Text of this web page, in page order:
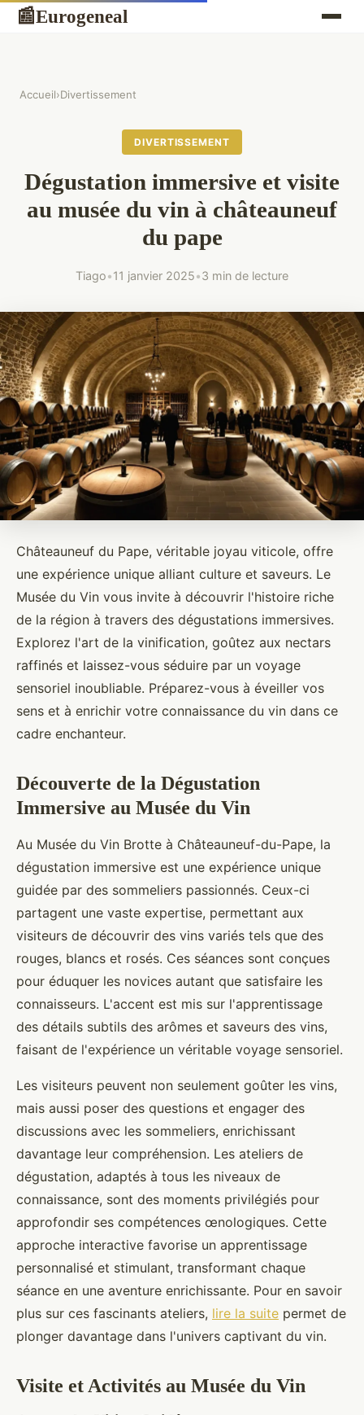
📰Eurogeneal
Accueil›Divertissement
DIVERTISSEMENT
Dégustation immersive et visite
au musée du vin à châteauneuf
du pape
Tiago•11 janvier 2025•3 min de lecture
Châteauneuf du Pape, véritable joyau viticole, offre
une expérience unique alliant culture et saveurs. Le
Musée du Vin vous invite à découvrir l'histoire riche
de la région à travers des dégustations immersives.
Explorez l'art de la vinification, goûtez aux nectars
raffinés et laissez-vous séduire par un voyage
sensoriel inoubliable. Préparez-vous à éveiller vos
sens et à enrichir votre connaissance du vin dans ce
cadre enchanteur.
Découverte de la Dégustation
Immersive au Musée du Vin
Au Musée du Vin Brotte à Châteauneuf-du-Pape, la
dégustation immersive est une expérience unique
guidée par des sommeliers passionnés. Ceux-ci
partagent une vaste expertise, permettant aux
visiteurs de découvrir des vins variés tels que des
rouges, blancs et rosés. Ces séances sont conçues
pour éduquer les novices autant que satisfaire les
connaisseurs. L'accent est mis sur l'apprentissage
des détails subtils des arômes et saveurs des vins,
faisant de l'expérience un véritable voyage sensoriel.
Les visiteurs peuvent non seulement goûter les vins,
mais aussi poser des questions et engager des
discussions avec les sommeliers, enrichissant
davantage leur compréhension. Les ateliers de
dégustation, adaptés à tous les niveaux de
connaissance, sont des moments privilégiés pour
approfondir ses compétences œnologiques. Cette
approche interactive favorise un apprentissage
personnalisé et stimulant, transformant chaque
séance en une aventure enrichissante. Pour en savoir
plus sur ces fascinants ateliers, lire la suite permet de
plonger davantage dans l'univers captivant du vin.
Visite et Activités au Musée du Vin